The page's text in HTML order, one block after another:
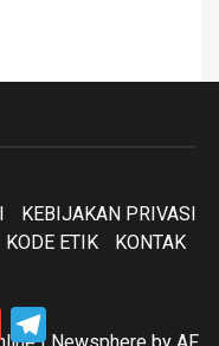
KEBIJAKAN PRIVASI
KODE ETIK KONTAK
Gmail